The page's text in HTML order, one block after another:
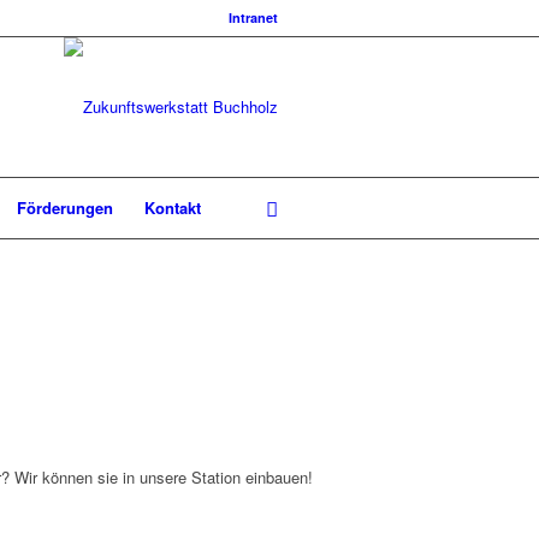
Intranet
Förderungen Kontakt
Wir können sie in unsere Station einbauen!